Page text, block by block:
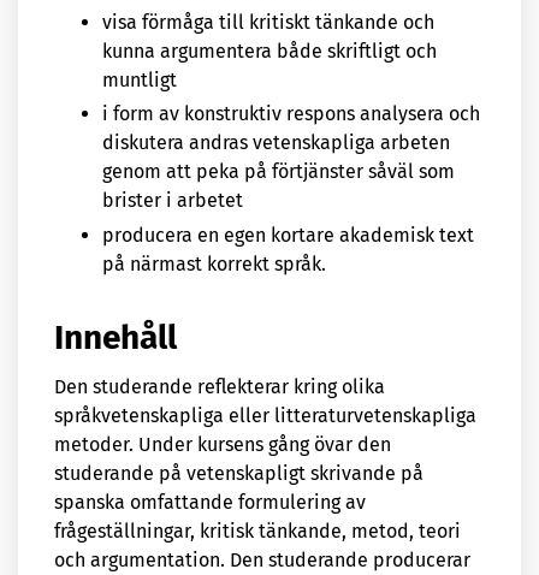
visa förmåga till kritiskt tänkande och
kunna argumentera både skriftligt och
muntligt
i form av konstruktiv respons analysera och
diskutera andras vetenskapliga arbeten
genom att peka på förtjänster såväl som
brister i arbetet
producera en egen kortare akademisk text
på närmast korrekt språk.
Innehåll
Den studerande reflekterar kring olika
språkvetenskapliga eller litteraturvetenskapliga
metoder. Under kursens gång övar den
studerande på vetenskapligt skrivande på
spanska omfattande formulering av
frågeställningar, kritisk tänkande, metod, teori
och argumentation. Den studerande producerar